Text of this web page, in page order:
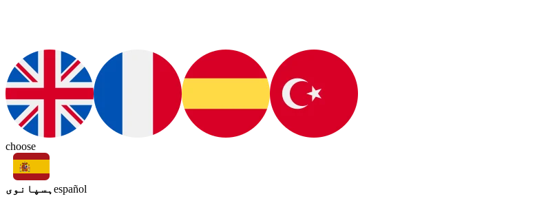
choose
ہسپانوی español